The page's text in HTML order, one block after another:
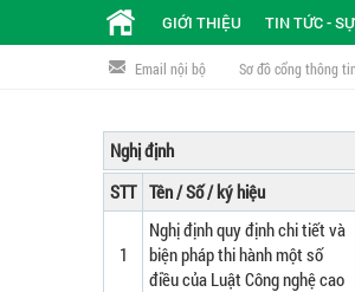
GIỚI THIỆU TIN TỨC -
Email nội bộ Sơ đồ cổng thông tin
Nghị định
STT Tên / Số / ký hiệu
1
Nghị định quy định chi tiết và
biện pháp thi hành một số
điều của Luật Công nghệ cao